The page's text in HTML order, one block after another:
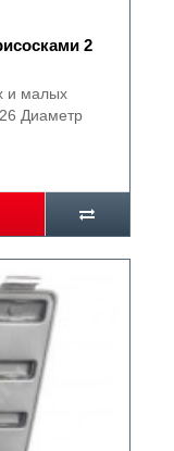
2
и малых
Диаметр